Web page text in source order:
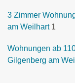
3 Zimmer
am Weilhart 1
Wohnungen ab
Gilgenberg am